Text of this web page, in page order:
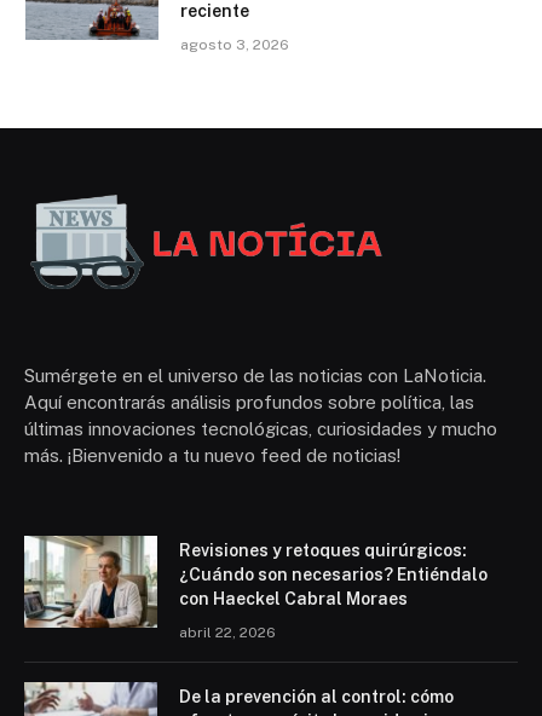
reciente
agosto 3, 2026
Sumérgete en el universo de las noticias con LaNoticia.
Aquí encontrarás análisis profundos sobre política, las
últimas innovaciones tecnológicas, curiosidades y mucho
más. ¡Bienvenido a tu nuevo feed de noticias!
Revisiones y retoques quirúrgicos:
¿Cuándo son necesarios? Entiéndalo
con Haeckel Cabral Moraes
abril 22, 2026
De la prevención al control: cómo